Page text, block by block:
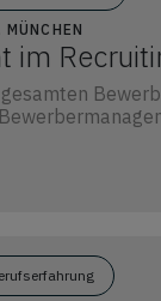
im